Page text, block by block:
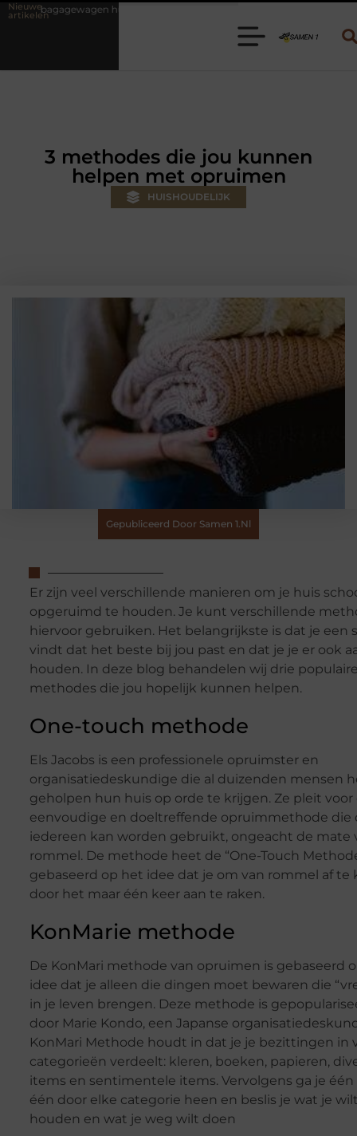
Nieuwe
artikelenKies de juiste aanhanger voor jouw klus
3 methodes die jou kunnen
helpen met opruimen
HUISHOUDELIJK
Gepubliceerd Door Samen 1.nl
Er zijn veel verschillende manieren om je huis
opgeruimd te houden. Je kunt verschillende
hiervoor gebruiken. Het belangrijkste is dat je een
vindt dat het beste bij jou past en dat je je er ook
houden. In deze blog behandelen wij drie
methodes die jou hopelijk kunnen helpen.
One-touch methode
Els Jacobs is een professionele opruimster en
organisatiedeskundige die al duizenden mensen
geholpen hun huis op orde te krijgen. Ze pleit voor
eenvoudige en doeltreffende opruimmethode die
iedereen kan worden gebruikt, ongeacht de mate
rommel. De methode heet de “One-Touch
gebaseerd op het idee dat je om van rommel af te
door het maar één keer aan te raken.
KonMarie methode
De KonMari methode van opruimen is gebaseerd
idee dat je alleen die dingen moet bewaren die
in je leven brengen. Deze methode is
door Marie Kondo, een Japanse
KonMari Methode houdt in dat je je bezittingen in
categorieën verdeelt: kleren, boeken, papieren,
items en sentimentele items. Vervolgens ga je één
één door elke categorie heen en beslis je wat je
houden en wat je weg wilt doen